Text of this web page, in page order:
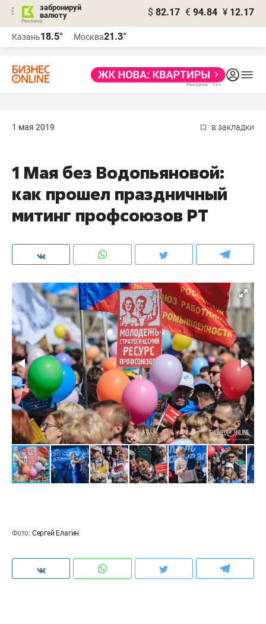
забронируй
валюту
$ 82.17 € 94.84 ¥ 12.17
Казань18.5° Москва21.3°
1 мая 2019 в закладки
1 Мая без Водопьяновой:
как прошел праздничный
митинг профсоюзов РТ
Фото: Сергей Елагин